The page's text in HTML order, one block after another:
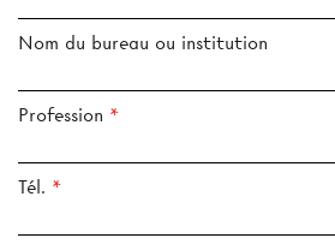
Nom du bureau ou institution
Profession
Tél.